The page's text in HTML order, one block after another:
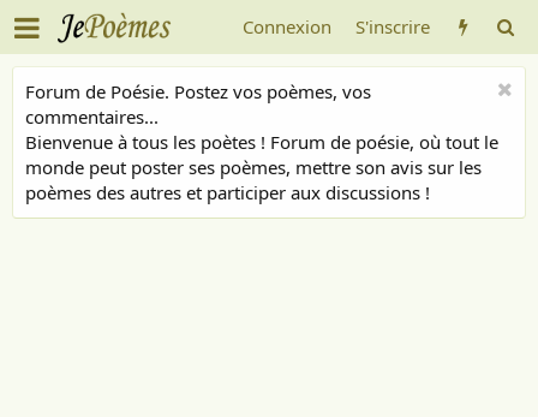
Connexion S'inscrire
Forum de Poésie. Postez vos poèmes, vos
commentaires...
Bienvenue à tous les poètes ! Forum de poésie, où tout le
monde peut poster ses poèmes, mettre son avis sur les
poèmes des autres et participer aux discussions !